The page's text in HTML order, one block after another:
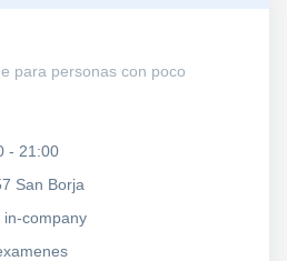
para personas con poco
- 21:00
San Borja
in-company